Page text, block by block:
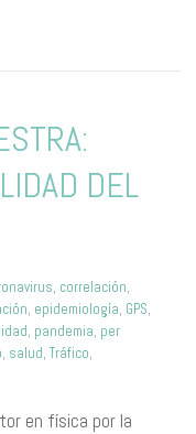
DEL
, correlación,
, epidemiología, GPS,
, pandemia, per
, salud,Tráfico,
en física por la